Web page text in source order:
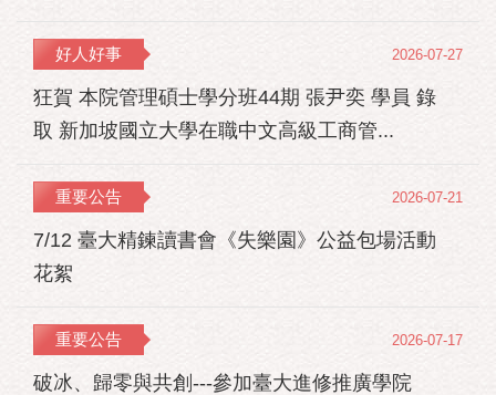
好人好事
狂賀 本院管理碩士學分班44期 張尹奕 學員 錄
取 新加坡國立大學在職中文高級工商管...
2026-07-27
重要公告
7/12 臺大精鍊讀書會《失樂園》公益包場活動
花絮
2026-07-21
重要公告
破冰、歸零與共創---參加臺大進修推廣學院
2026-07-17